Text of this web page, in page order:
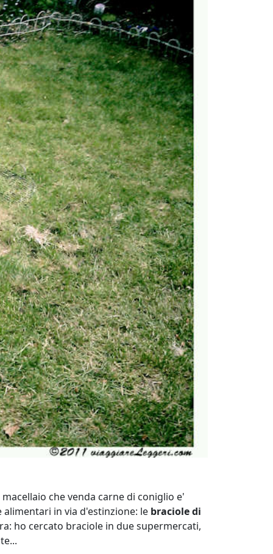
che venda carne di coniglio e'
in via d'estinzione: le braciole di
ho cercato braciole in due supermercati,